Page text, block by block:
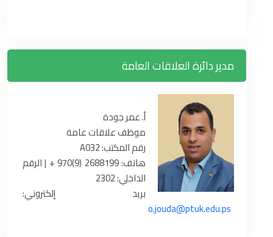
مدير دائرة العلاقات العامة
أ. عمر جودة
موظف علاقات عامة
رقم المكتب: A032
هاتف: 2688199 (9)970 + | الرقم
الداخلي: 2302
بريد إلكتروني:
o.jouda@ptuk.edu.ps